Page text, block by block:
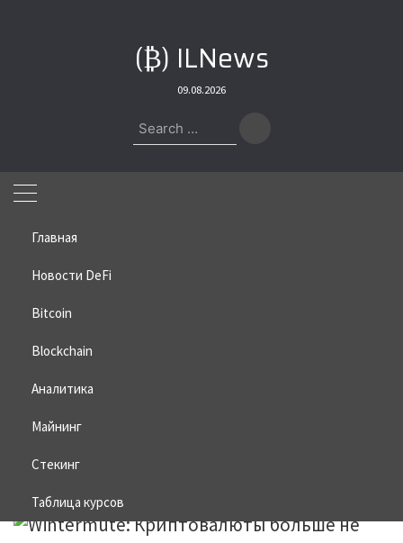
(₿) ILNews
09.08.2026
Search
for:
Главная
Новости DeFi
Bitcoin
Blockchain
Аналитика
Майнинг
Стекинг
Таблица курсов
Home»Bitcoin
больше не самые рискованные
активы
01.07.2026